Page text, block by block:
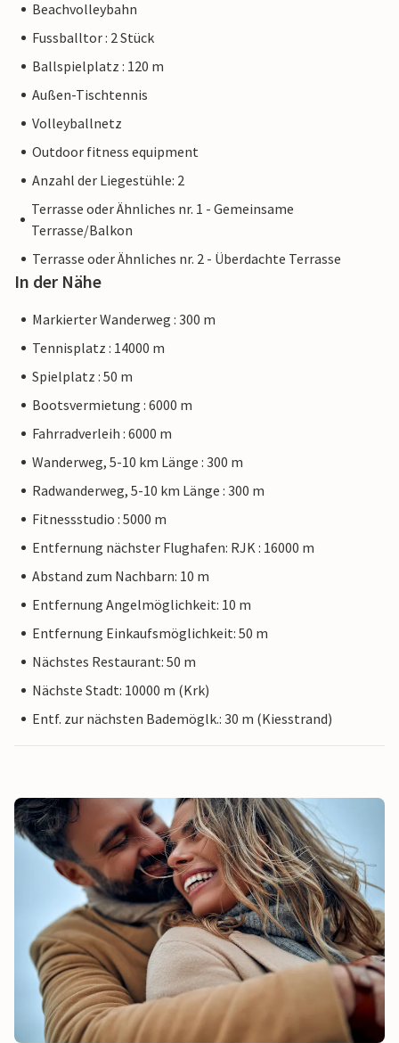
Beachvolleybahn
Fussballtor : 2 Stück
Ballspielplatz : 120 m
Außen-Tischtennis
Volleyballnetz
Outdoor fitness equipment
Anzahl der Liegestühle: 2
Terrasse oder Ähnliches nr. 1 - Gemeinsame
Terrasse/Balkon
Terrasse oder Ähnliches nr. 2 - Überdachte Terrasse
In der Nähe
Markierter Wanderweg : 300 m
Tennisplatz : 14000 m
Spielplatz : 50 m
Bootsvermietung : 6000 m
Fahrradverleih : 6000 m
Wanderweg, 5-10 km Länge : 300 m
Radwanderweg, 5-10 km Länge : 300 m
Fitnessstudio : 5000 m
Entfernung nächster Flughafen: RJK : 16000 m
Abstand zum Nachbarn: 10 m
Entfernung Angelmöglichkeit: 10 m
Entfernung Einkaufsmöglichkeit: 50 m
Nächstes Restaurant: 50 m
Nächste Stadt: 10000 m (Krk)
Entf. zur nächsten Bademöglk.: 30 m (Kiesstrand)